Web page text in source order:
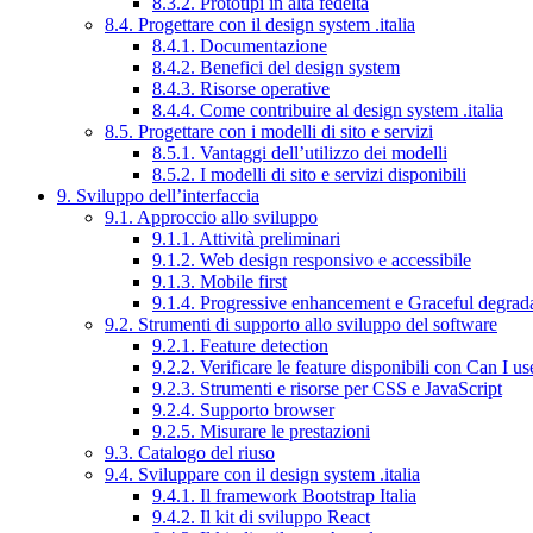
8.4. Progettare con il design system .italia
8.4.1. Documentazione
8.4.2. Benefici del design system
8.4.3. Risorse operative
8.4.4. Come contribuire al design system .italia
8.5. Progettare con i modelli di sito e servizi
8.5.1. Vantaggi dell’utilizzo dei modelli
8.5.2. I modelli di sito e servizi disponibili
9. Sviluppo dell’interfaccia
9.1. Approccio allo sviluppo
9.1.1. Attività preliminari
9.1.2. Web design responsivo e accessibile
9.1.3. Mobile first
9.1.4. Progressive enhancement e Graceful
9.2. Strumenti di supporto allo sviluppo del software
9.2.1. Feature detection
9.2.2. Verificare le feature disponibili con Can I
9.2.3. Strumenti e risorse per CSS e JavaScript
9.2.4. Supporto browser
9.2.5. Misurare le prestazioni
9.3. Catalogo del riuso
9.4. Sviluppare con il design system .italia
9.4.1. Il framework Bootstrap Italia
9.4.2. Il kit di sviluppo React